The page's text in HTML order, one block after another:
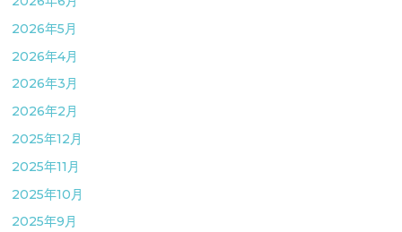
2026年5月
2026年4月
2026年3月
2026年2月
2025年12月
2025年11月
2025年10月
2025年9月